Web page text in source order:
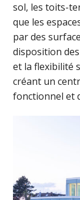
sol, les toits-
que les
par des
disposition
et la flexibilité
créant un
fonctionnel et